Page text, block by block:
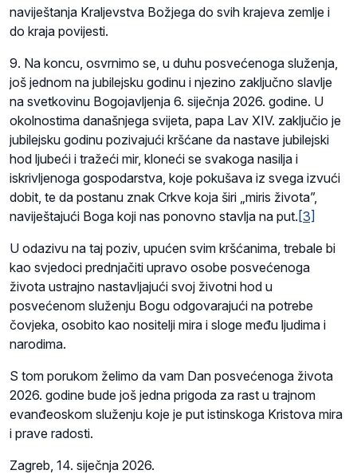
naviještanja Kraljevstva Božjega do svih krajeva zemlje i
do kraja povijesti.
9. Na koncu, osvrnimo se, u duhu posvećenoga služenja,
još jednom na jubilejsku godinu i njezino zaključno slavlje
na svetkovinu Bogojavljenja 6. siječnja 2026. godine. U
okolnostima današnjega svijeta, papa Lav XIV. zaključio je
jubilejsku godinu pozivajući kršćane da nastave jubilejski
hod ljubeći i tražeći mir, kloneći se svakoga nasilja i
iskrivljenoga gospodarstva, koje pokušava iz svega izvući
dobit, te da postanu znak Crkve koja širi „miris života”,
naviještajući Boga koji nas ponovno stavlja na put. [3]
U odazivu na taj poziv, upućen svim kršćanima, trebale bi
kao svjedoci prednjačiti upravo osobe posvećenoga
života ustrajno nastavljajući svoj životni hod u
posvećenom služenju Bogu odgovarajući na potrebe
čovjeka, osobito kao nositelji mira i sloge među ljudima i
narodima.
S tom porukom želimo da vam Dan posvećenoga života
2026. godine bude još jedna prigoda za rast u trajnom
evanđeoskom služenju koje je put istinskoga Kristova mira
i prave radosti.
Zagreb, 14. siječnja 2026.